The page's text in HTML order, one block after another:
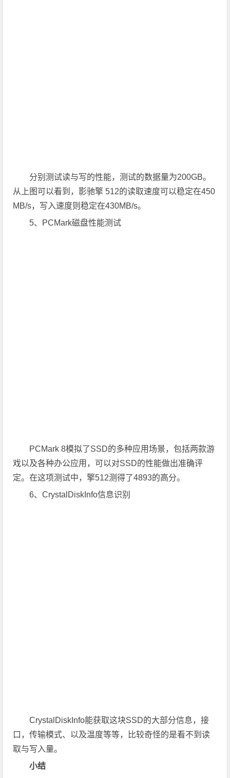
分别测试读与写的性能，测试的数据量为200GB。
从上图可以看到，影驰擎 512的读取速度可以稳定在450
MB/s，写入速度则稳定在430MB/s。
5、PCMark磁盘性能测试
PCMark 8模拟了SSD的多种应用场景，包括两款游
戏以及各种办公应用，可以对SSD的性能做出准确评
定。在这项测试中，擎512测得了4893的高分。
6、CrystalDiskInfo信息识别
CrystalDiskInfo能获取这块SSD的大部分信息，接
口，传输模式、以及温度等等，比较奇怪的是看不到读
取与写入量。
小结